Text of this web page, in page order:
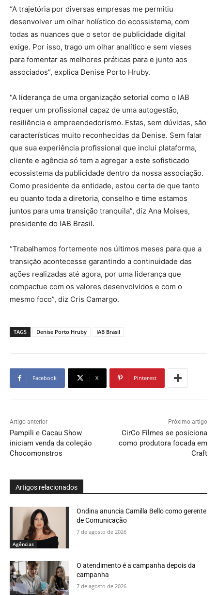
“A trajetória por diversas empresas me permitiu
desenvolver um olhar holístico do ecossistema, com
todas as nuances que o setor de publicidade digital
exige. Por isso, trago um olhar analítico e sem vieses
para fomentar as melhores práticas para e junto aos
associados”, explica Denise Porto Hruby.
“A liderança de uma organização setorial como o IAB
requer um profissional capaz de uma autogestão,
resiliência e empreendedorismo. Estas, sem dúvidas, são
características muito reconhecidas da Denise. Sem falar
que sua experiência profissional que inclui plataforma,
cliente e agência só tem a agregar a este sofisticado
ecossistema da publicidade dentro da nossa associação.
Como presidente da entidade, estou certa de que tanto
eu quanto toda a diretoria, conselho e time estamos
juntos para uma transição tranquila”, diz Ana Moises,
presidente do IAB Brasil.
“Trabalhamos fortemente nos últimos meses para que a
transição acontecesse garantindo a continuidade das
ações realizadas até agora, por uma liderança que
compactue com os valores desenvolvidos e com o
mesmo foco”, diz Cris Camargo.
TAGS Denise Porto Hruby IAB Brasil
Facebook X Pinterest
Artigo anterior
Pampili e Cacau Show
iniciam venda da coleção
Chocomonstros
Próximo artigo
CirCo Filmes se posiciona
como produtora focada em
Craft
Artigos relacionados
Agências
Ondina anuncia Camilla Bello como gerente
de Comunicação
7 de agosto de 2026
O atendimento é a campanha depois da
campanha
7 de agosto de 2026